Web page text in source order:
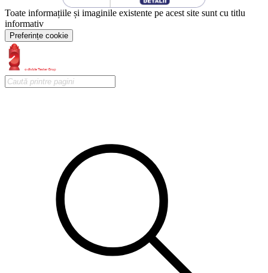
Toate informațiile și imaginile existente pe acest site sunt cu titlu
informativ
Preferințe cookie